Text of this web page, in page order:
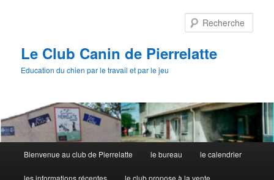
Le Club Canin de Pierrelatte
Education du chien par le travail et par le jeu
Bienvenue au club de Pierrelatte le bureau le calendrier